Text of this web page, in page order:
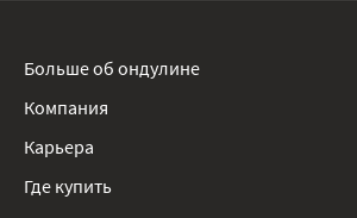
Больше об ондулине
Компания
Карьера
Где купить